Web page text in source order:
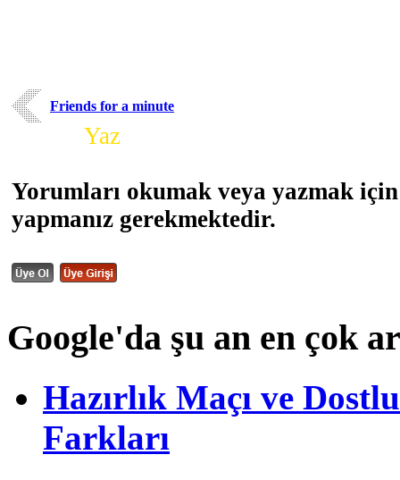
Friends for a minute
Yaz
Yorumları okumak veya yazmak
yapmanız gerekmektedir.
Google'da şu an en çok
Hazırlık Maçı ve
Farkları